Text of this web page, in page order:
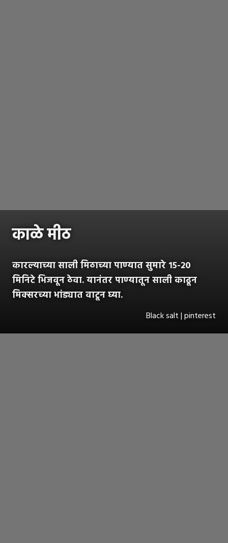
काळे मीठ
कारल्याच्या साली मिठाच्या पाण्यात सुमारे १५-२०
मिनिटे भिजवून ठेवा. यानंतर पाण्यातून साली काढून
मिक्सरच्या भांड्यात वाटून घ्या.
Black salt | pinterest